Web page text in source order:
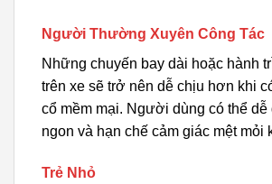
Người Thường Xuyên Công Tác
Những chuyến bay dài hoặc hành
trên xe sẽ trở nên dễ chịu hơn khi
cổ mềm mại. Người dùng có thể dễ
ngon và hạn chế cảm giác mệt mỏi
Trẻ Nhỏ